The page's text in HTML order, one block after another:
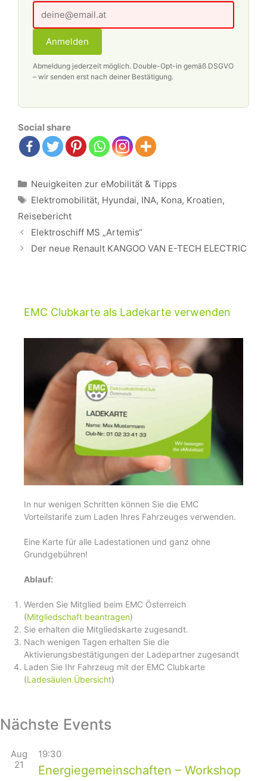
Anmelden
Abmeldung jederzeit möglich. Double-Opt-in gemäß DSGVO
– wir senden erst nach deiner Bestätigung.
Social share
Kategorien
Neuigkeiten zur eMobilität & Tipps
Schlagwörter
Elektromobilität, Hyundai, INA, Kona, Kroatien,
Reisebericht
Beitrags-
Navigation
Elektroschiff MS „Artemis“
Der neue Renault KANGOO VAN E-TECH ELECTRIC
EMC Clubkarte als Ladekarte verwenden
In nur wenigen Schritten können Sie die EMC
Vorteilstarife zum Laden Ihres Fahrzeuges verwenden.
Eine Karte für alle Ladestationen und ganz ohne
Grundgebühren!
Ablauf:
Werden Sie Mitglied beim EMC Österreich
(Mitgliedschaft beantragen)
Sie erhalten die Mitgliedskarte zugesandt.
Nach wenigen Tagen erhalten Sie die
Aktivierungsbestätigungen der Ladepartner zugesandt
Laden Sie Ihr Fahrzeug mit der EMC Clubkarte
(Ladesäulen Übersicht)
Nächste Events
Aug
21
19:30
Energiegemeinschaften – Workshop